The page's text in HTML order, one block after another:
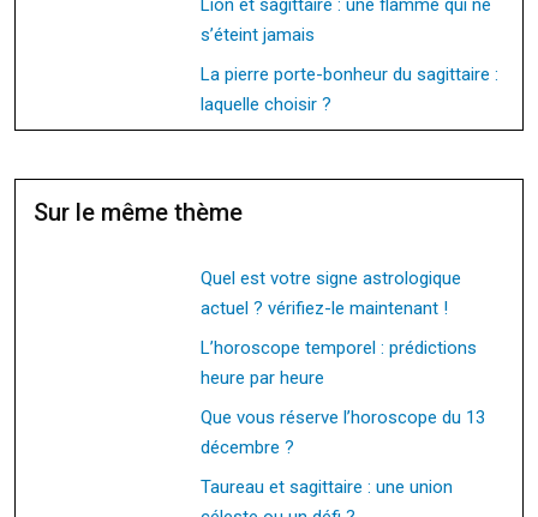
Lion et sagittaire : une flamme qui ne
s’éteint jamais
La pierre porte-bonheur du sagittaire :
laquelle choisir ?
Sur le même thème
Quel est votre signe astrologique
actuel ? vérifiez-le maintenant !
L’horoscope temporel : prédictions
heure par heure
Que vous réserve l’horoscope du 13
décembre ?
Taureau et sagittaire : une union